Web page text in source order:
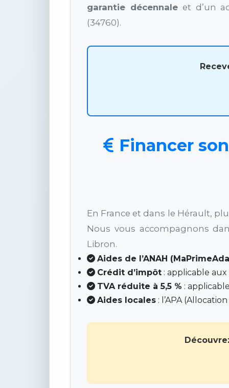
garantie décennaleet d’un
(34760).
Financer
En France et dans le Hérault,
Nous vous accompagnons
Libron.
Aides de l’ANAH
Crédit d’impôt : applicable
TVA réduite à 5,5 % :
Aides locales : l’APA